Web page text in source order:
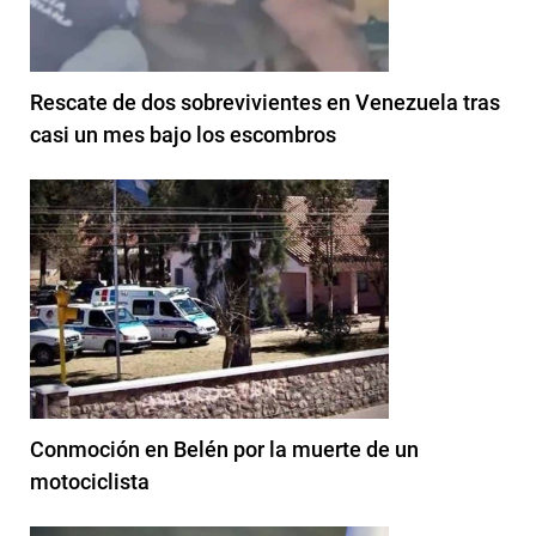
Rescate de dos sobrevivientes en Venezuela tras
casi un mes bajo los escombros
Conmoción en Belén por la muerte de un
motociclista